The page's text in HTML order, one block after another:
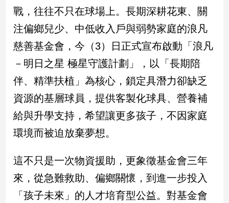
政
治
焦
品
觀
點
民
調
國
會
焦
觀
點
戰，往往不只在球場上。長期深耕花東、關
注偏鄉兒少、中低收入戶與弱勢家庭的浪凡
慈善基金會，今（3）日正式宣布啟動「浪凡
－明日之星 極星守護計劃」，以「長期陪
伴、精準扶植」為核心，鎖定具潛力卻缺乏
資源的基層球員，提供客製化球具、營養補
給與升學支持，希望讓更多孩子，不因家庭
環境而被迫放棄夢想。
這不只是一次物資援助，更象徵基金會三年
來，從急難救助、偏鄉關懷，到進一步投入
「孩子未來」的人才培育型公益。對基金會